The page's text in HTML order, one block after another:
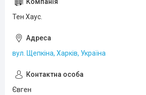
Тен Хаус.
вул. Щепкіна, Харків, Україна
Євген